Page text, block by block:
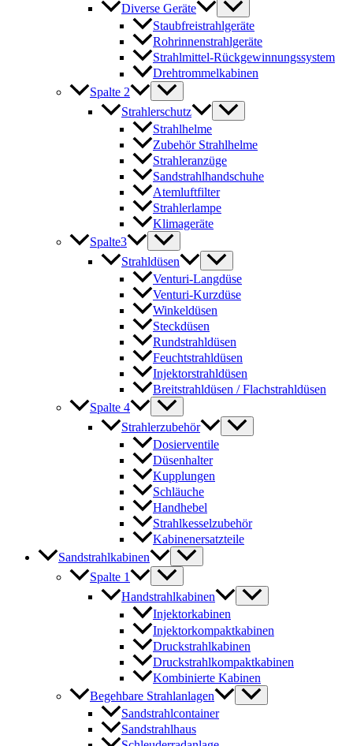
Diverse Geräte
Staubfreistrahlgeräte
Rohrinnenstrahlgeräte
Strahlmittel-Rückgewinnungssystem
Drehtrommelkabinen
Spalte 2
Strahlerschutz
Strahlhelme
Zubehör Strahlhelme
Strahleranzüge
Sandstrahlhandschuhe
Atemluftfilter
Strahlerlampe
Klimageräte
Spalte3
Strahldüsen
Venturi-Langdüse
Venturi-Kurzdüse
Winkeldüsen
Steckdüsen
Rundstrahldüsen
Feuchtstrahldüsen
Injektorstrahldüsen
Breitstrahldüsen / Flachstrahldüsen
Spalte 4
Strahlerzubehör
Dosierventile
Düsenhalter
Kupplungen
Schläuche
Handhebel
Strahlkesselzubehör
Kabinenersatzteile
Sandstrahlkabinen
Spalte 1
Handstrahlkabinen
Injektorkabinen
Injektorkompaktkabinen
Druckstrahlkabinen
Druckstrahlkompaktkabinen
Kombinierte Kabinen
Begehbare Strahlanlagen
Sandstrahlcontainer
Sandstrahlhaus